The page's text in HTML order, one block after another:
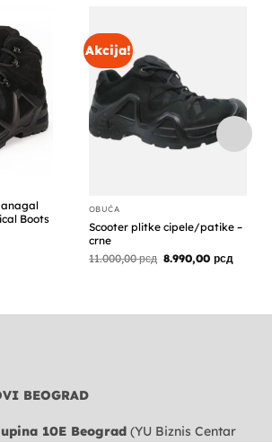
Boots
Akcija!
OBUĆA
Scooter plitke cipele/patike –
crne
11.000,00рсд Originalna
8.990,00 рсд
cena
BEOGRAD
10E Beograd (YU Biznis Centar